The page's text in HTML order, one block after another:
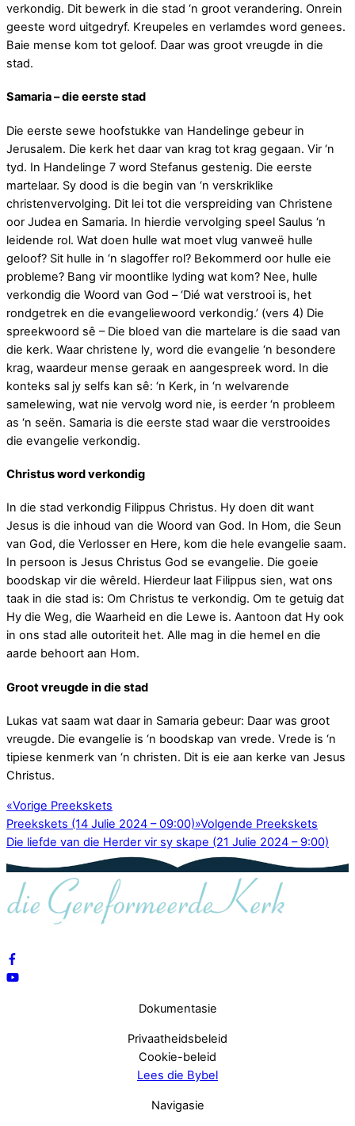
verkondig. Dit bewerk in die stad ‘n groot verandering. Onrein
geeste word uitgedryf. Kreupeles en verlamdes word genees.
Baie mense kom tot geloof. Daar was groot vreugde in die
stad.
Samaria – die eerste stad
Die eerste sewe hoofstukke van Handelinge gebeur in
Jerusalem. Die kerk het daar van krag tot krag gegaan. Vir ‘n
tyd. In Handelinge 7 word Stefanus gestenig. Die eerste
martelaar. Sy dood is die begin van ‘n verskriklike
christenvervolging. Dit lei tot die verspreiding van Christene
oor Judea en Samaria. In hierdie vervolging speel Saulus ‘n
leidende rol. Wat doen hulle wat moet vlug vanweë hulle
geloof? Sit hulle in ‘n slagoffer rol? Bekommerd oor hulle eie
probleme? Bang vir moontlike lyding wat kom? Nee, hulle
verkondig die Woord van God – ‘Dié wat verstrooi is, het
rondgetrek en die evangeliewoord verkondig.’ (vers 4) Die
spreekwoord sê – Die bloed van die martelare is die saad van
die kerk. Waar christene ly, word die evangelie ‘n besondere
krag, waardeur mense geraak en aangespreek word. In die
konteks sal jy selfs kan sê: ‘n Kerk, in ‘n welvarende
samelewing, wat nie vervolg word nie, is eerder ‘n probleem
as ‘n seën. Samaria is die eerste stad waar die verstrooides
die evangelie verkondig.
Christus word verkondig
In die stad verkondig Filippus Christus. Hy doen dit want
Jesus is die inhoud van die Woord van God. In Hom, die Seun
van God, die Verlosser en Here, kom die hele evangelie saam.
In persoon is Jesus Christus God se evangelie. Die goeie
boodskap vir die wêreld. Hierdeur laat Filippus sien, wat ons
taak in die stad is: Om Christus te verkondig. Om te getuig dat
Hy die Weg, die Waarheid en die Lewe is. Aantoon dat Hy ook
in ons stad alle outoriteit het. Alle mag in die hemel en die
aarde behoort aan Hom.
Groot vreugde in die stad
Lukas vat saam wat daar in Samaria gebeur: Daar was groot
vreugde. Die evangelie is ‘n boodskap van vrede. Vrede is ‘n
tipiese kenmerk van ‘n christen. Dit is eie aan kerke van Jesus
Christus.
«Vorige Preekskets
Preekskets (14 Julie 2024 – 09:00)»Volgende Preekskets
Die liefde van die Herder vir sy skape (21 Julie 2024 – 9:00)
Dokumentasie
Privaatheidsbeleid
Cookie-beleid
Lees die Bybel
Navigasie